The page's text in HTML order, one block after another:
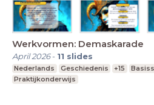
Werkvormen: Demaskarade
April 2026- 11 slides
Nederlands Geschiedenis +15
Praktijkonderwijs